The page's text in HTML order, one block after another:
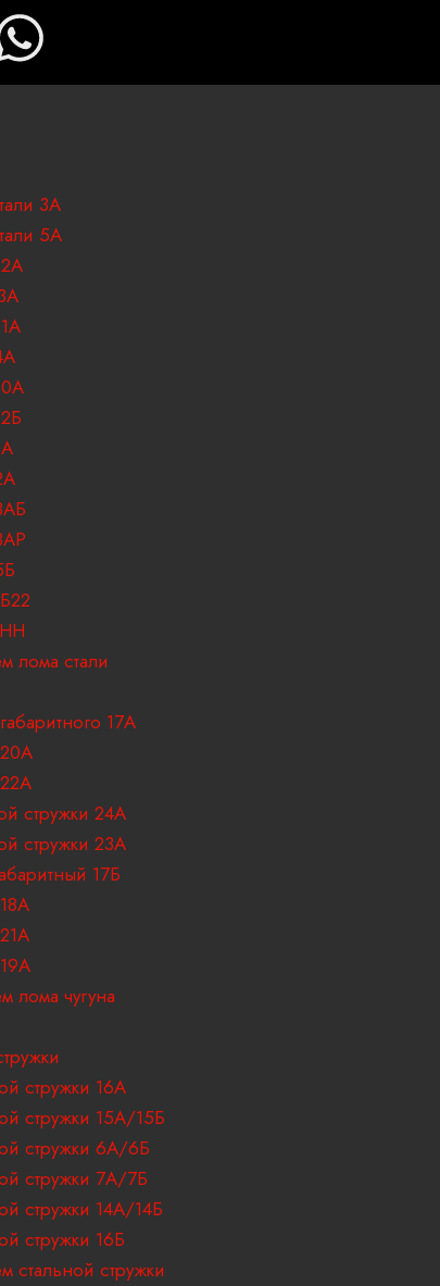
W
h
t
s
a
p
p
3А
5А
лома стали
17A
стружки 24А
стружки 23А
17Б
лома чугуна
стружки 16А
стружки 15А/15Б
стружки 6А/6Б
стружки 7А/7Б
стружки 14А/14Б
стружки 16Б
стальной стружки